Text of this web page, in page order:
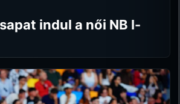
indul a női NB I-